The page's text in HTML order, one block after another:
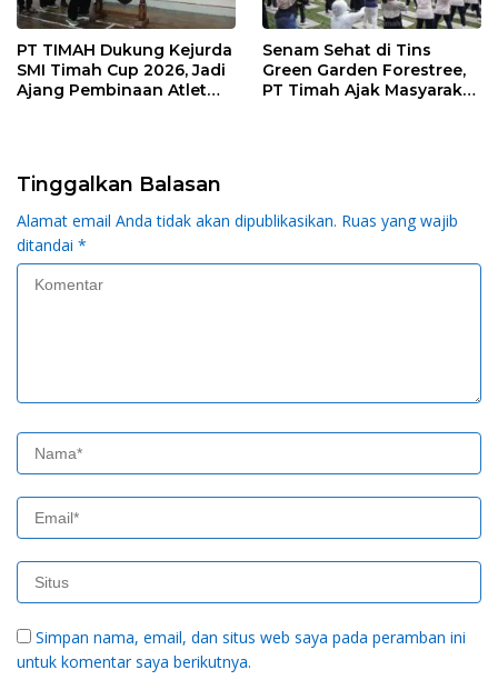
PT TIMAH Dukung Kejurda
SMI Timah Cup 2026, Jadi
Ajang Pembinaan Atlet
Senam Sehat di Tins
Green Garden Forestree,
PT Timah Ajak Masyarakat
Tinggalkan Balasan
Alamat email Anda tidak akan dipublikasikan. Ruas yang wajib
ditandai *
Simpan nama, email, dan situs web saya pada peramban ini
untuk komentar saya berikutnya.